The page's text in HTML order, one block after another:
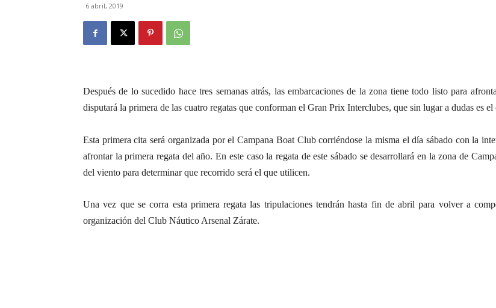
6 abril, 2019
Después de lo sucedido hace tres semanas atrás, las embarcaciones de la zona tiene todo listo para
disputará la primera de las cuatro regatas que conforman el Gran Prix Interclubes, que sin lugar a dudas es
Esta primera cita será organizada por el Campana Boat Club corriéndose la misma el día sábado con la
afrontar la primera regata del año. En este caso la regata de este sábado se desarrollará en la zona de
del viento para determinar que recorrido será el que utilicen.
Una vez que se corra esta primera regata las tripulaciones tendrán hasta fin de abril para volver a
organización del Club Náutico Arsenal Zárate.